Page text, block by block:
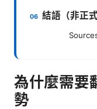
結語（非正
為什麼需要
勢